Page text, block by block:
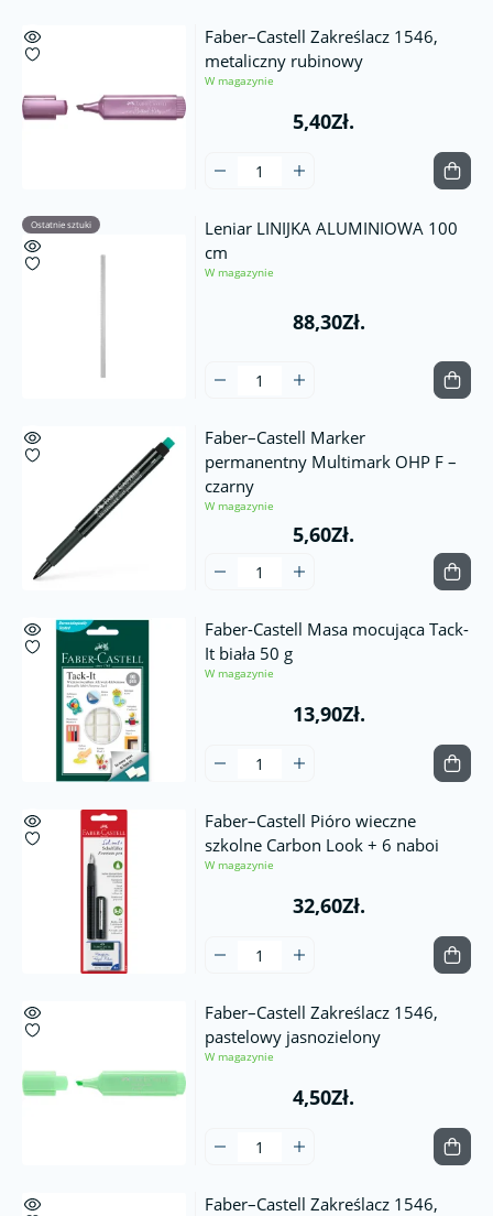
Faber–Castell Zakreślacz 1546,
metaliczny rubinowy
W magazynie
5,40Zł.
Ostatnie sztuki
Leniar LINIJKA ALUMINIOWA 100
cm
W magazynie
88,30Zł.
Faber–Castell Marker
permanentny Multimark OHP F –
czarny
W magazynie
5,60Zł.
Faber-Castell Masa mocująca Tack-
It biała 50 g
W magazynie
13,90Zł.
Faber–Castell Pióro wieczne
szkolne Carbon Look + 6 naboi
W magazynie
32,60Zł.
Faber–Castell Zakreślacz 1546,
pastelowy jasnozielony
W magazynie
4,50Zł.
Faber–Castell Zakreślacz 1546,